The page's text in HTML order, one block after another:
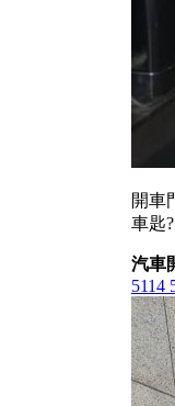
開車
車匙
汽車
5114